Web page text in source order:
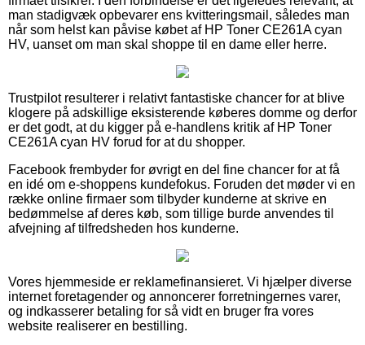
man stadigvæk opbevarer ens kvitteringsmail, således man
når som helst kan påvise købet af HP Toner CE261A cyan
HV, uanset om man skal shoppe til en dame eller herre.
Trustpilot resulterer i relativt fantastiske chancer for at blive
klogere på adskillige eksisterende køberes domme og derfor
er det godt, at du kigger på e-handlens kritik af HP Toner
CE261A cyan HV forud for at du shopper.
Facebook frembyder for øvrigt en del fine chancer for at få
en idé om e-shoppens kundefokus. Foruden det møder vi en
række online firmaer som tilbyder kunderne at skrive en
bedømmelse af deres køb, som tillige burde anvendes til
afvejning af tilfredsheden hos kunderne.
Vores hjemmeside er reklamefinansieret. Vi hjælper diverse
internet foretagender og annoncerer forretningernes varer,
og indkasserer betaling for så vidt en bruger fra vores
website realiserer en bestilling.